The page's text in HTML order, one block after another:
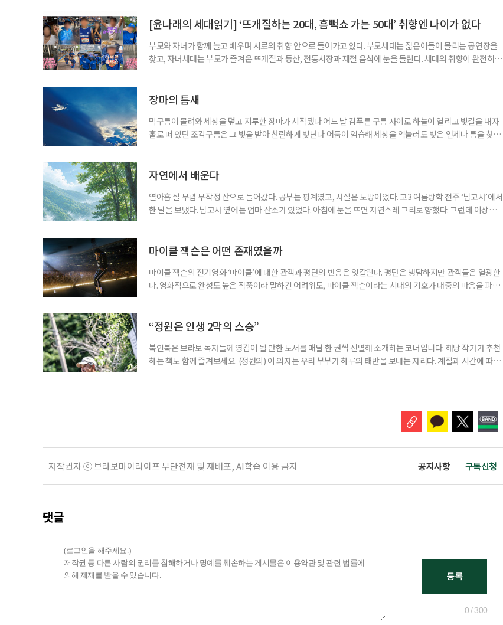
[윤나래의 세대읽기] ‘뜨개질하는 20대, 흠뻑쇼 가는 50대’ 취향엔 나이가 없다
부모와 자녀가 함께 놀고 배우며 서로의 취향 안으로 들어가고 있다. 부모세대는 젊은이들이 몰리는 공연장을
찾고, 자녀세대는 부모가 즐겨온 뜨개질과 등산, 전통시장과 제철 음식에 눈을 돌린다. 세대의 취향이 완전히
에 맞춰 뛰는 여름 축제는 오랫동안 젊은 층의 놀이터처럼 여겨졌다. 김 씨도 처음에는 “내가 가도 어색하
장마의 틈새
먹구름이 몰려와 세상을 덮고 지루한 장마가 시작됐다 어느 날 검푸른 구름 사이로 하늘이 열리고 빛길을 내자
홀로 떠 있던 조각구름은 그 빛을 받아 찬란하게 빛난다 어둠이 엄습해 세상을 억눌러도 빛은 언제나 틈을 찾아
자연에서 배운다
열아홉 살 무렵 무작정 산으로 들어갔다. 공부는 핑계였고, 사실은 도망이었다. 고3 여름방학 전주 ‘남고사’에서
한 달을 보냈다. 남고사 옆에는 엄마 산소가 있었다. 아침에 눈을 뜨면 자연스레 그리로 향했다. 그런데 이상하
람의 눈길이 없는 곳에서 비로소 나는 나를 제대로 들여다볼 수 있었다. 산에서 보낸 한 달
마이클 잭슨은 어떤 존재였을까
마이클 잭슨의 전기영화 ‘마이클’에 대한 관객과 평단의 반응은 엇갈린다. 평단은 냉담하지만 관객들은 열광한
다. 영화적으로 완성도 높은 작품이라 말하긴 어려워도, 마이클 잭슨이라는 시대의 기호가 대중의 마음을 파고
만 봐도 기대되는 작품이다. ‘보헤미안 랩소디’는 2018년 개봉 당시 무려 990만 관객을 동원했다. 싱어
“정원은 인생 2막의 스승”
북인북은 브라보 독자들께 영감이 될 만한 도서를 매달 한 권씩 선별해 소개하는 코너입니다. 해당 작가가 추천
하는 책도 함께 즐겨보세요. (정원의) 이 의자는 우리 부부가 하루의 태반을 보내는 자리다. 계절과 시간에 따라
저작권자 ⓒ 브라보마이라이프 무단전재 및 재배포, AI학습 이용 금지 공지사항 구독신청
댓글
0 / 300